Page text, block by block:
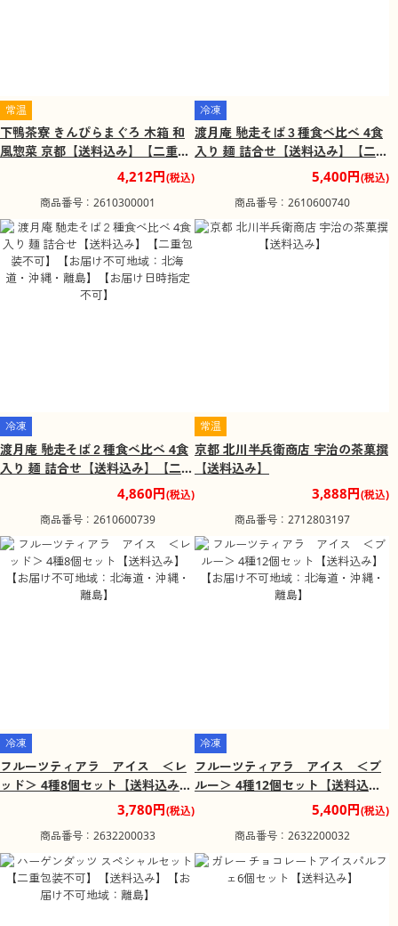
常温
下鴨茶寮 きんぴらまぐろ 木箱 和
風惣菜 京都【送料込み】【二重包
装不可】【お届け不可地域：北海
4,212円(税込)
商品番号：2610300001
冷凍
渡月庵 馳走そば３種食べ比べ 4食
入り 麺 詰合せ【送料込み】【二重
包装不可】【お届け不可地域：北
海道・沖縄・離島】【お届け日時
指定不可】
5,400円(税込)
商品番号：2610600740
冷凍
渡月庵 馳走そば２種食べ比べ 4食
入り 麺 詰合せ【送料込み】【二重
包装不可】【お届け不可地域：北
海道・沖縄・離島】【お届け日時
指定不可】
4,860円(税込)
商品番号：2610600739
常温
京都 北川半兵衛商店 宇治の茶菓撰
【送料込み】
3,888円(税込)
商品番号：2712803197
冷凍
フルーツティアラ アイス ＜レ
ッド＞ 4種8個セット【送料込み】
【お届け不可地域：北海道・沖
3,780円(税込)
商品番号：2632200033
冷凍
フルーツティアラ アイス ＜ブ
ルー＞ 4種12個セット【送料込
み】【お届け不可地域：北海道・
5,400円(税込)
商品番号：2632200032